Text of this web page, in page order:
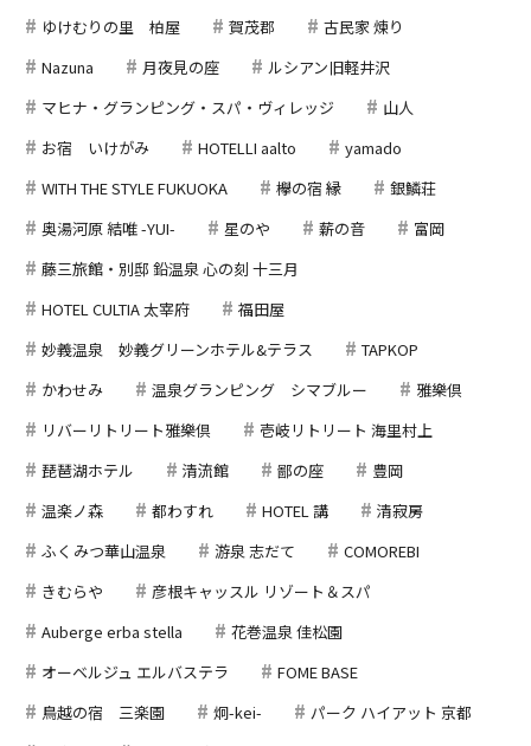
ゆけむりの里 柏屋
賀茂郡
古民家 煉り
Nazuna
月夜見の座
ルシアン旧軽井沢
マヒナ・グランピング・スパ・ヴィレッジ
山人
お宿 いけがみ
HOTELLI aalto
yamado
WITH THE STYLE FUKUOKA
欅の宿 縁
銀鱗荘
奥湯河原 結唯 -YUI-
星のや 薪の音
富岡
藤三旅館・別邸 鉛温泉 心の刻 十三月
HOTEL CULTIA 太宰府
福田屋
妙義温泉 妙義グリーンホテル&テラス
TAPKOP
かわせみ
温泉グランピング シマブルー
雅樂倶
リバーリトリート雅樂倶
壱岐リトリート 海里村上
琵琶湖ホテル
清流館 鄙の座
豊岡
温楽ノ森
都わすれ HOTEL 講
清寂房
ふくみつ華山温泉
游泉 志だて
COMOREBI
きむらや
彦根キャッスル リゾート＆スパ
Auberge erba stella
花巻温泉 佳松園
オーベルジュ エルバステラ
FOME BASE
鳥越の宿 三楽園
炯-kei-
パーク ハイアット 京都